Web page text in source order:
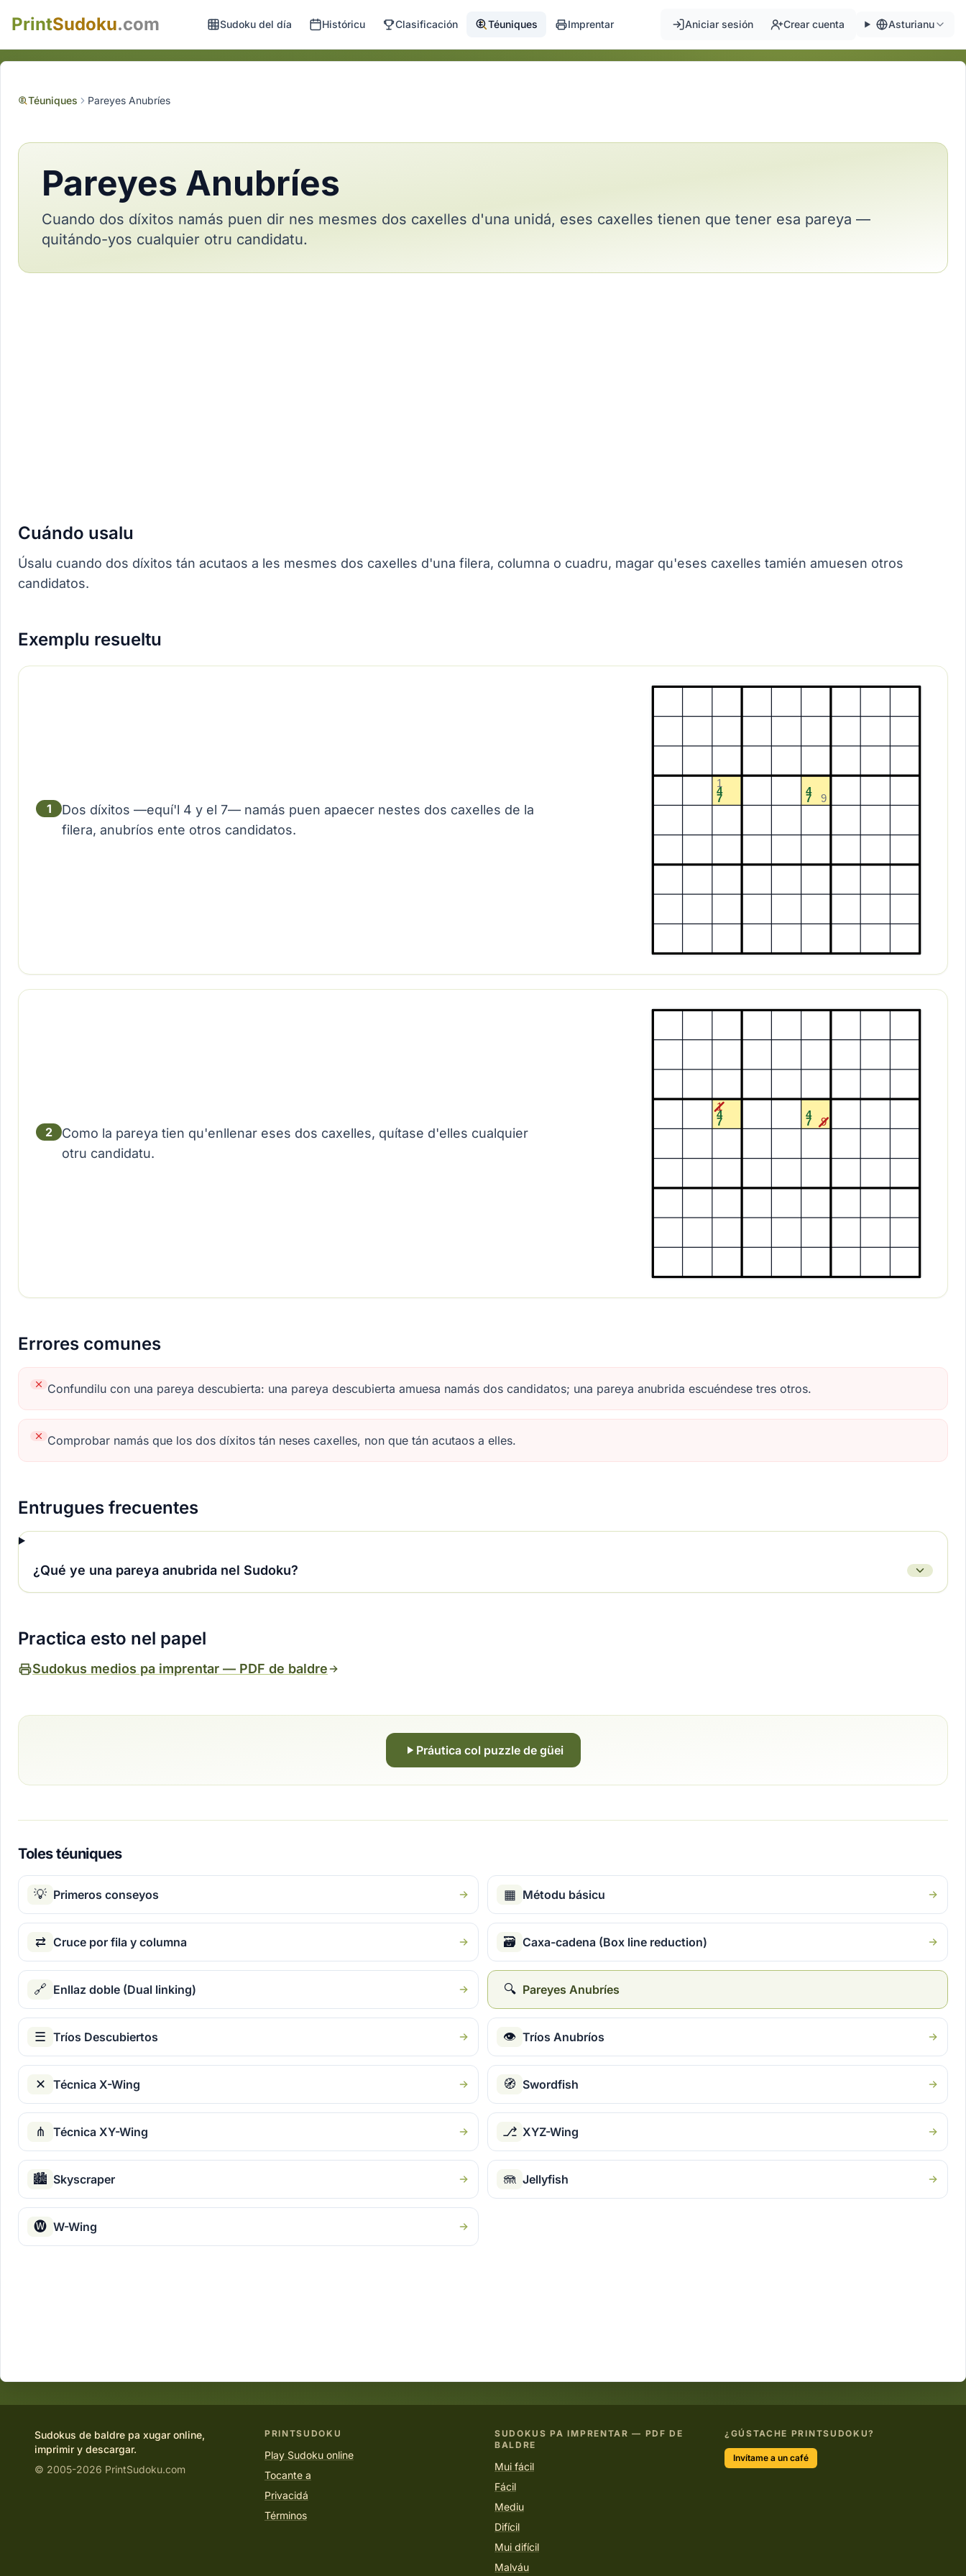
PrintSudoku.com Sudoku del día Históricu Clasificación Téuniques Imprentar Aniciar sesión Crear cuenta Asturianu
Téuniques Pareyes Anubríes
Pareyes Anubríes
Cuando dos díxitos namás puen dir nes mesmes dos caxelles d'una unidá, eses caxelles tienen que tener esa pareya —
quitándo-yos cualquier otru candidatu.
Cuándo usalu
Úsalu cuando dos díxitos tán acutaos a les mesmes dos caxelles d'una filera, columna o cuadru, magar qu'eses caxelles tamién amuesen otros
candidatos.
Exemplu resueltu
1
Dos díxitos —equí'l 4 y el 7— namás puen apaecer nestes dos caxelles de la
filera, anubríos ente otros candidatos.
2
Como la pareya tien qu'enllenar eses dos caxelles, quítase d'elles cualquier
otru candidatu.
Errores comunes
Confundilu con una pareya descubierta: una pareya descubierta amuesa namás dos candidatos; una pareya anubrida escuéndese tres otros.
Comprobar namás que los dos díxitos tán neses caxelles, non que tán acutaos a elles.
Entrugues frecuentes
¿Qué ye una pareya anubrida nel Sudoku?
Practica esto nel papel
Sudokus medios pa imprentar — PDF de baldre
Práutica col puzzle de güei
Toles téuniques
💡 Primeros conseyos ▦ Métodu básicu
⇄ Cruce por fila y columna 🗃 Caxa-cadena (Box line reduction)
🔗 Enllaz doble (Dual linking) 🔍 Pareyes Anubríes
☰ Tríos Descubiertos 👁 Tríos Anubríos
✕ Técnica X-Wing 🧭 Swordfish
⋔ Técnica XY-Wing ⎇ XYZ-Wing
🏙 Skyscraper 🪼 Jellyfish
🅦 W-Wing
Sudokus de baldre pa xugar online,
imprimir y descargar.
© 2005-2026 PrintSudoku.com
PRINTSUDOKU
Play Sudoku online
Tocante a
Privacidá
Términos
SUDOKUS PA IMPRENTAR — PDF DE
BALDRE
Mui fácil
Fácil
Mediu
Difícil
Mui difícil
Malváu
¿GÚSTACHE PRINTSUDOKU?
Invítame a un café